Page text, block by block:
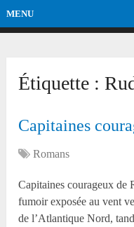
MENU
Étiquette :
Capitaines
Romans
Capitaines courageux
fumoir exposée au vent
de l’Atlantique Nord,